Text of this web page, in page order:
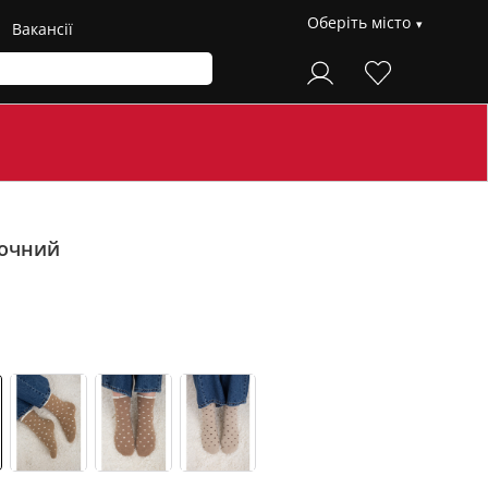
Вакансії Оберіть місто